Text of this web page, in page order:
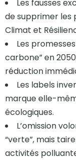
Les fausses
de supprimer les
Climat et
Les
carbone” en
réduction
Les labels
marque elle-
écologiques.
L’omission
“verte”, mais
activités